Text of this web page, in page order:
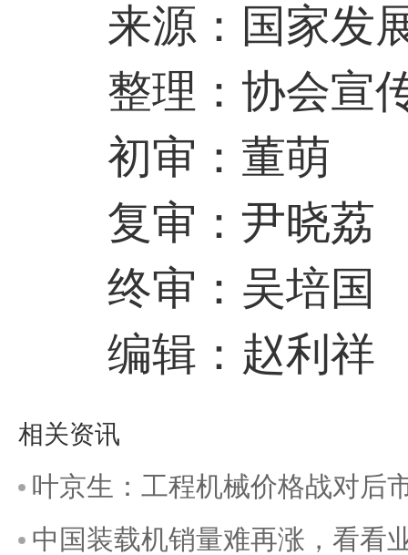
来源：国家发
整理：协会宣
初审：董萌
复审：尹晓荔
终审：吴培国
编辑：赵利祥
相关资讯
叶京生：工程机械价格战对后
中国装载机销量难再涨，看看